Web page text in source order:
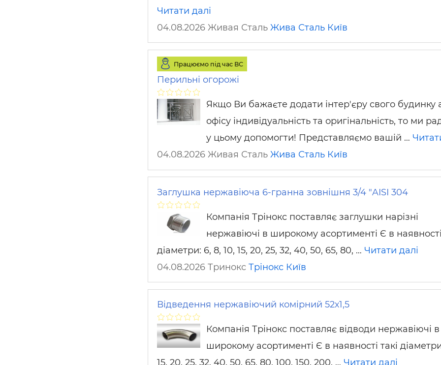
Читати далі
04.08.2026 Живая Сталь Жива Сталь Київ
Працюємо під час ВС
Перильні огорожі
Якщо Ви бажаєте додати інтер'єру свого будинку
офісу індивідуальність та оригінальність, то ми
у цьому допомогти! Представляємо вашій …
04.08.2026 Живая Сталь Жива Сталь Київ
Заглушка нержавіюча 6-гранна зовнішня 3/4 "AISI 304
Компанія Трінокс поставляє заглушки нарізні
нержавіючі в широкому асортименті Є в наявності
діаметри: 6, 8, 10, 15, 20, 25, 32, 40, 50, 65, 80, … Читати далі
04.08.2026 Тринокс Трінокс Київ
Відведення нержавіючий комірний 52х1,5
Компанія Трінокс поставляє відводи нержавіючі в
широкому асортименті Є в наявності такі
15, 20, 25, 32, 40, 50, 65, 80, 100, 150, 200. … Читати далі